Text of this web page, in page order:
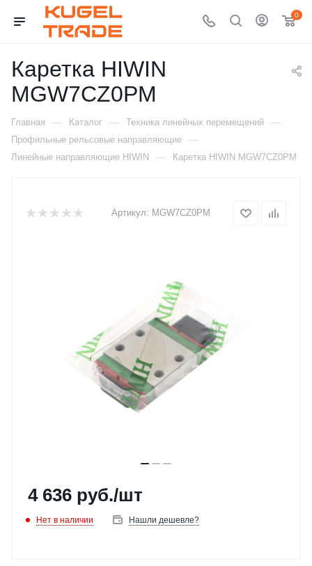
0
Каретка HIWIN
MGW7CZ0PM
Главная — Каталог — Техника линейных перемещений —
Профильные рельсовые направляющие —
Линейные направляющие HIWIN — Каретка HIWIN MGW7CZ0PM
Артикул: MGW7CZ0PM
4 636 руб./шт
Нет в наличии Нашли дешевле?